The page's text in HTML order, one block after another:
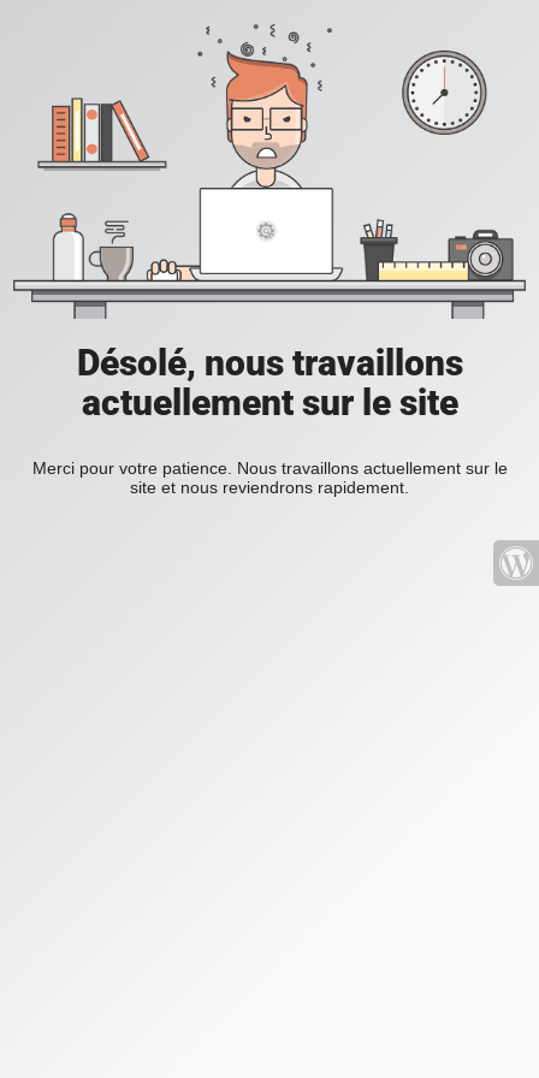
Désolé, nous travaillons
actuellement sur le site
Merci pour votre patience. Nous travaillons actuellement sur le
site et nous reviendrons rapidement.